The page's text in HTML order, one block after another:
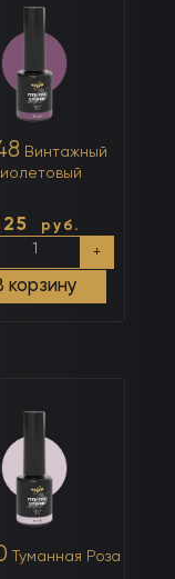
Винтажный
руб.
+
корзину
Туманная Роза